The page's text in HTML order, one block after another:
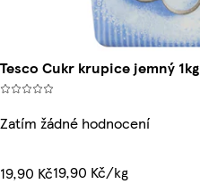
Tesco Cukr krupice jemný 1kg
Zatím žádné hodnocení
19,90 Kč19,90 Kč/kg